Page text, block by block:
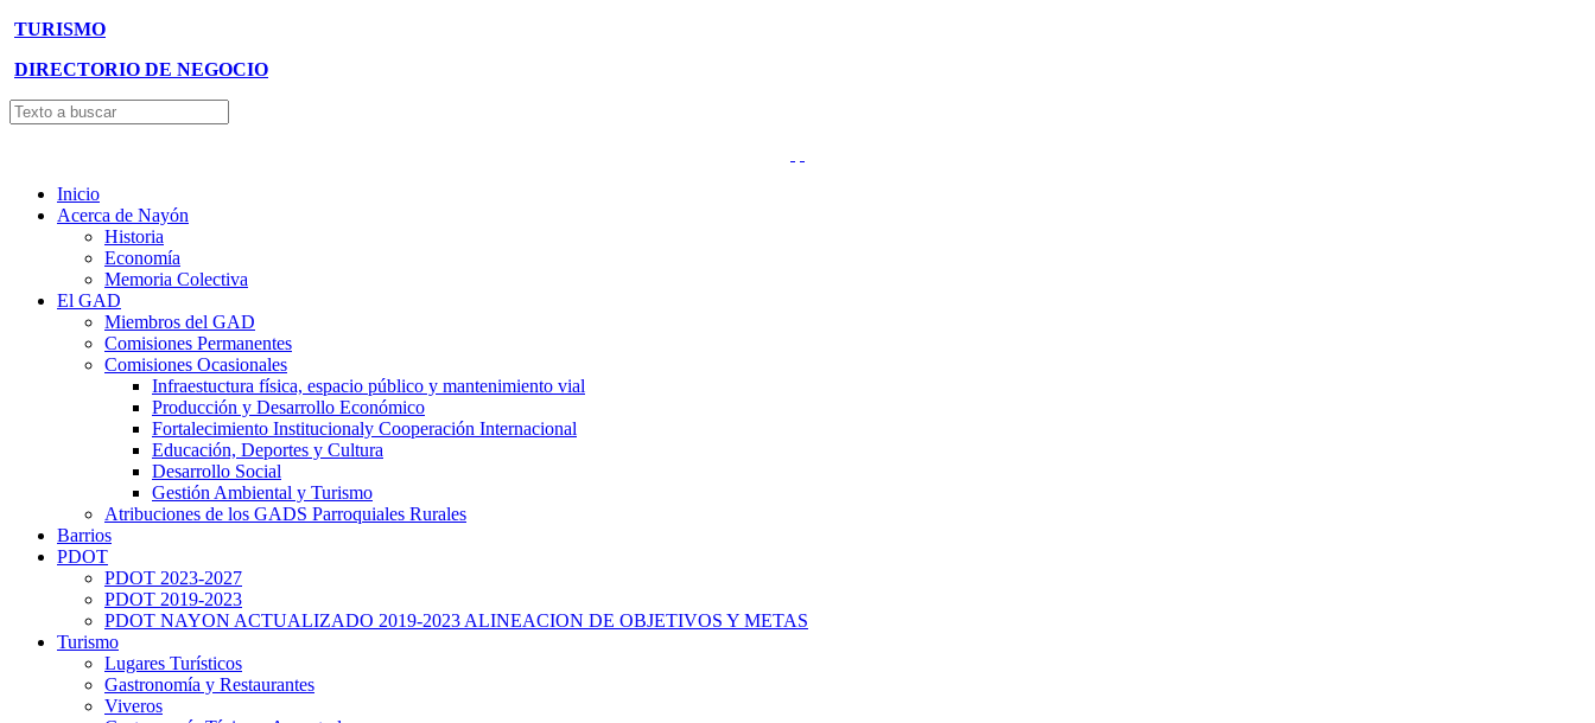
TURISMO
DIRECTORIO DE NEGOCIO
Inicio
Acerca de Nayón
Historia
Economía
Memoria Colectiva
El GAD
Miembros del GAD
Comisiones Permanentes
Comisiones Ocasionales
Infraestuctura física, espacio público y mantenimiento vial
Producción y Desarrollo Económico
Fortalecimiento Institucionaly Cooperación Internacional
Educación, Deportes y Cultura
Desarrollo Social
Gestión Ambiental y Turismo
Atribuciones de los GADS Parroquiales Rurales
Barrios
PDOT
PDOT 2023-2027
PDOT 2019-2023
PDOT NAYON ACTUALIZADO 2019-2023 ALINEACION DE OBJETIVOS Y METAS
Turismo
Lugares Turísticos
Gastronomía y Restaurantes
Viveros